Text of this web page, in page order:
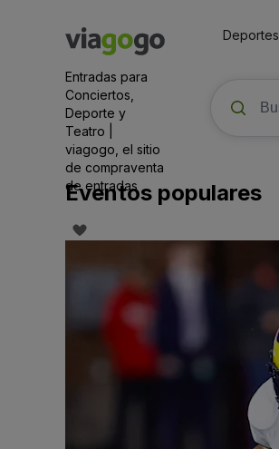
Entradas para
Conciertos,
Deporte y
Teatro |
viagogo, el sitio
de compraventa
de entradas
Deportes
Eventos populares